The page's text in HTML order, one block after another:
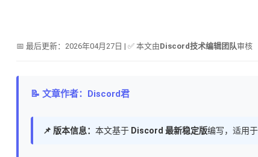
📅 最后更新：2026年04月27日 | ✅ 本文由Discord技术编辑团队审核
📝 文章作者：Discord君
📌 版本信息： 本文基于 Discord 最新稳定版编写，适用